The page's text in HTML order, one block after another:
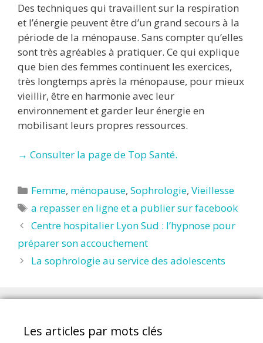
Des techniques qui travaillent sur la respiration
et l’énergie peuvent être d’un grand secours à la
période de la ménopause. Sans compter qu’elles
sont très agréables à pratiquer. Ce qui explique
que bien des femmes continuent les exercices,
très longtemps après la ménopause, pour mieux
vieillir, être en harmonie avec leur
environnement et garder leur énergie en
mobilisant leurs propres ressources.
→ Consulter la page de Top Santé.
Catégories
Femme, ménopause,Sophrologie,Vieillesse
Étiquettes
a repasser en ligne et a publier sur facebook
Centre hospitalier Lyon Sud : l’hypnose pour
préparer son accouchement
La sophrologie au service des adolescents
Les articles par mots clés